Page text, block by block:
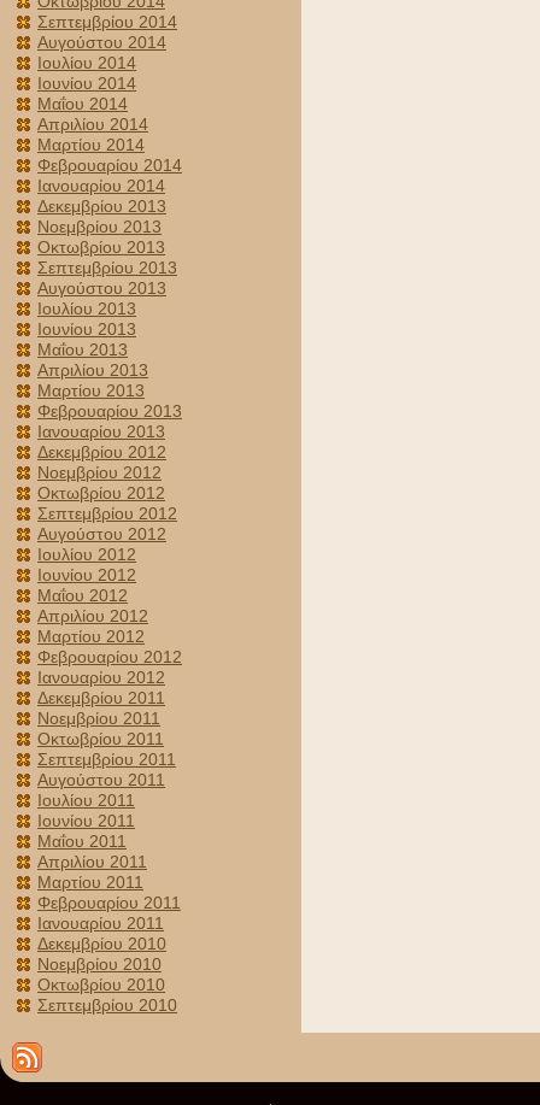
Σεπτεμβρίου 2014
Αυγούστου 2014
Ιουλίου 2014
Ιουνίου 2014
Μαΐου 2014
Απριλίου 2014
Μαρτίου 2014
Φεβρουαρίου 2014
Ιανουαρίου 2014
Δεκεμβρίου 2013
Νοεμβρίου 2013
Οκτωβρίου 2013
Σεπτεμβρίου 2013
Αυγούστου 2013
Ιουλίου 2013
Ιουνίου 2013
Μαΐου 2013
Απριλίου 2013
Μαρτίου 2013
Φεβρουαρίου 2013
Ιανουαρίου 2013
Δεκεμβρίου 2012
Νοεμβρίου 2012
Οκτωβρίου 2012
Σεπτεμβρίου 2012
Αυγούστου 2012
Ιουλίου 2012
Ιουνίου 2012
Μαΐου 2012
Απριλίου 2012
Μαρτίου 2012
Φεβρουαρίου 2012
Ιανουαρίου 2012
Δεκεμβρίου 2011
Νοεμβρίου 2011
Οκτωβρίου 2011
Σεπτεμβρίου 2011
Αυγούστου 2011
Ιουλίου 2011
Ιουνίου 2011
Μαΐου 2011
Απριλίου 2011
Μαρτίου 2011
Φεβρουαρίου 2011
Ιανουαρίου 2011
Δεκεμβρίου 2010
Νοεμβρίου 2010
Οκτωβρίου 2010
Σεπτεμβρίου 2010